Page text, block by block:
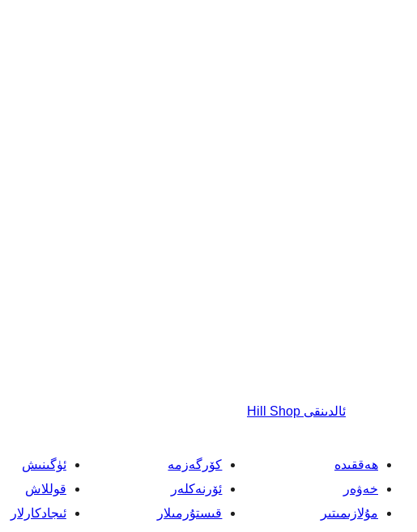
ئالدىنقى Hill Shop
ھەققىدە
خەۋەر
مۇلازىمىتىر
كۆرگەزمە
ئۆرنەكلەر
قىستۇرمىلار
ئۈگىنىش
قوللاش
ئىجادكارلار